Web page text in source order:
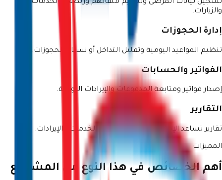
تسجيل بيانات المرضى وتنظيم ملفاتهم وربطها بالخدمات
والزيارات.
إدارة الحجوزات
تنظيم المواعيد اليومية وتقليل التداخل أو نسيان الحجوزات.
الفواتير والحسابات
إصدار فواتير ومتابعة المدفوعات والإيرادات اليومية.
التقارير
تقارير تساعد الإدارة على متابعة الأداء والخدمات والإيرادات.
المميزات
أهم الخصائص في هذا النوع من المشاريع